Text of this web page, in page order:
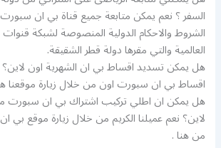
السفر ؟ نعم يمكن متابعة جميع قناة بي ان
الشروط والاحكام الدولية المنصوصة لشبكة
العالمية والتي مقرها دولة قطر الشقيقة.
هل يمكن تسديد اقساط بي ان الشهرية اون
اقساط بي ان سبورت اون من خلال زيارة موقعنا
هل يمكن ان اطلي تركيب اشتراك بي ان سبورت
لاين؟ نعم عميلنا الكريم من خلال زيارة موقع
من هنا .